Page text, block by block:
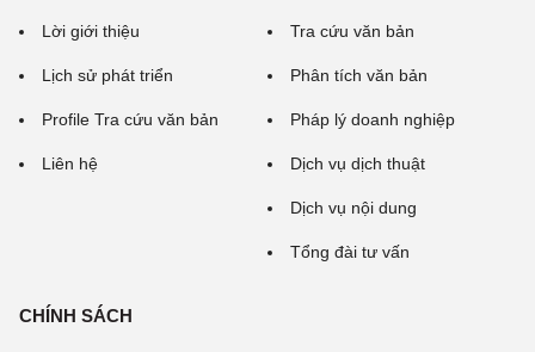
Lời giới thiệu
Lịch sử phát triển
Profile Tra cứu văn bản
Liên hệ
Tra cứu văn bản
Phân tích văn bản
Pháp lý doanh nghiệp
Dịch vụ dịch thuật
Dịch vụ nội dung
Tổng đài tư vấn
CHÍNH SÁCH